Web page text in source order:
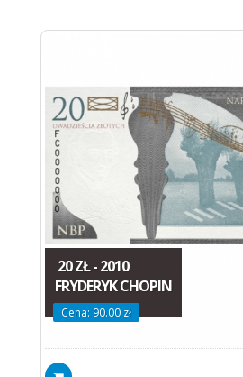
20 ZŁ - 2010
FRYDERYK CHOPIN
Cena: 90.00 zł